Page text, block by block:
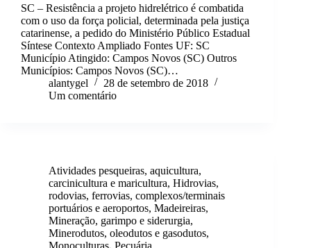
SC – Resistência a projeto hidrelétrico é combatida
com o uso da força policial, determinada pela justiça
catarinense, a pedido do Ministério Público Estadual
Síntese Contexto Ampliado Fontes UF: SC
Município Atingido: Campos Novos (SC) Outros
Municípios: Campos Novos (SC)…
alantygel
28 de setembro de 2018
Um comentário
Atividades pesqueiras, aquicultura,
carcinicultura e maricultura, Hidrovias,
rodovias, ferrovias, complexos/terminais
portuários e aeroportos, Madeireiras,
Mineração, garimpo e siderurgia,
Minerodutos, oleodutos e gasodutos,
Monoculturas, Pecuária